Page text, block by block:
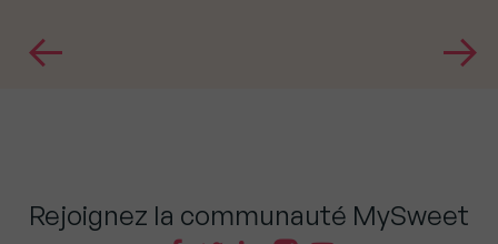
Rejoignez la communauté MySweet